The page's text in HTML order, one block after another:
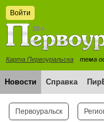
Войти
Карта Первоуральска тема
Новости Справка
Первоуральск